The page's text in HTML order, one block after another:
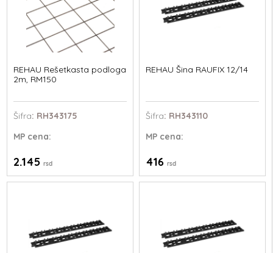
REHAU Rešetkasta podloga
2m, RM150
Šifra: RH343175
MP cena:
2.145rsd
REHAU Šina RAUFIX 12/14
Šifra: RH343110
MPcena:
416 rsd